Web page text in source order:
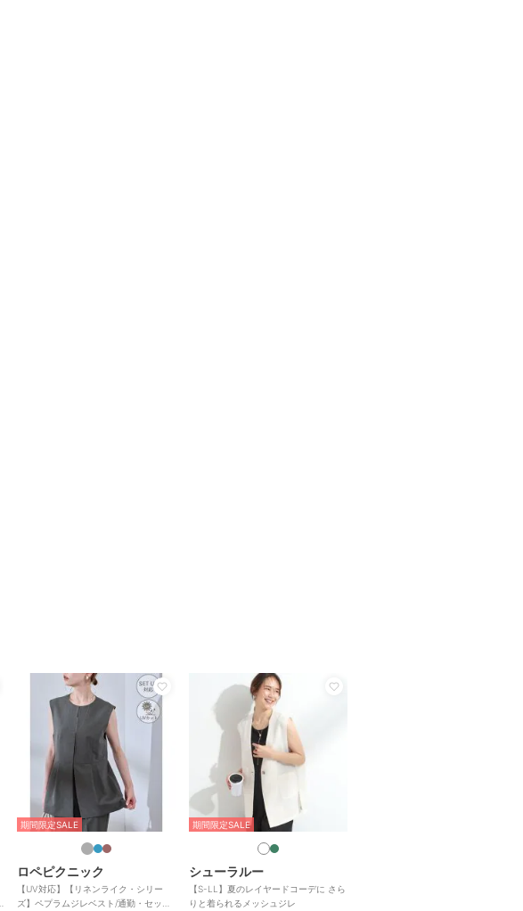
期間限定SALE
ロペピクニック
【UV対応】【リネンライク・シリー
ズ】ペプラムジレベスト/通勤・セット
期間限定SALE
シューラルー
【S-LL】夏のレイヤードコーデに さら
りと着られるメッシュジレ